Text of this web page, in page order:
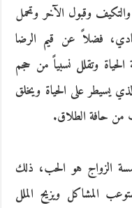
وقبول الآخر وتحمل
فضلاً عن قيم الرضا
وتقلل نسبياً من حجم
يسيطر على الحياة ويخلق
من حافة الطلاق.
الزواج هو الحب، ذلك
المشاكل ويزيح الملل